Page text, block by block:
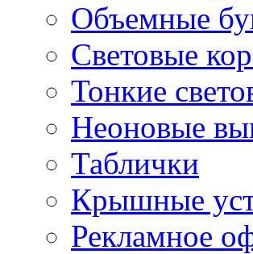
Объемные
Световые
Тонкие
Неоновые
Таблички
Крышные
Рекламное